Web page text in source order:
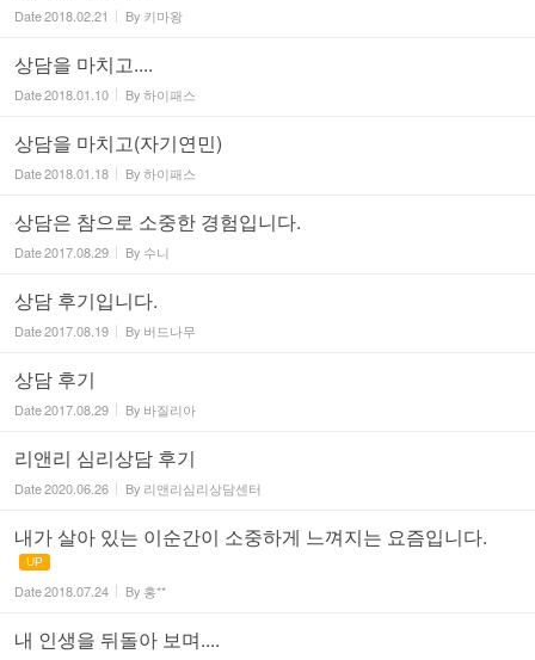
Date2018.02.21 By 키마왕
상담을 마치고....
Date2018.01.10 By하이패스
상담을 마치고(자기연민)
Date2018.01.18 By하이패스
상담은 참으로 소중한 경험입니다.
Date2017.08.29 By 수니
상담 후기입니다.
Date2017.08.19 By 버드나무
상담 후기
Date2017.08.29 By 바질리아
리앤리 심리상담 후기
Date2020.06.26 By 리앤리심리상담센터
내가 살아 있는 이순간이 소중하게 느껴지는 요즘입니다.
UP
Date2018.07.24 By 홍**
내 인생을 뒤돌아 보며....